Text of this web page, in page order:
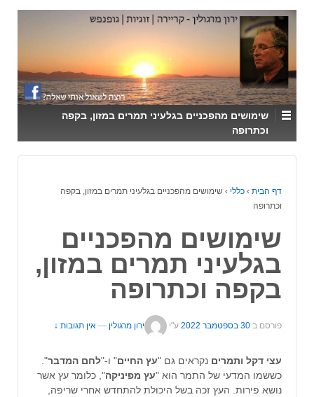
↓
SKIP
TO
MAIN
CONTENT
שימושים מהפכניים בגלעיני תמרים במזון, בקפה
וכתרופה
דף הבית › כללי › שימושים מהפכניים בגלעיני תמרים במזון, בקפה
וכתרופה
שימושים מהפכניים
בגלעיני תמרים במזון,
בקפה וכתרופה
פורסם ב 30 בספטמבר 2022 ע"י ירון מרגולין — אין תגובות ↓
עצי דקל ותמרים נקראים גם "עץ החיים" ו-"לחם המדבר".
כששמו המדעי של התמר הוא "עץ מפיניקה", כלומר עץ אשר
נושא פירות. העץ זכה בשל היכולת להתחדש אחרי שריפה,